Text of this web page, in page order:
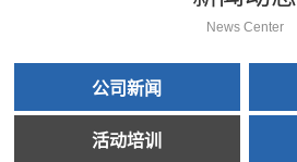
News Center
公司新闻
活动培训